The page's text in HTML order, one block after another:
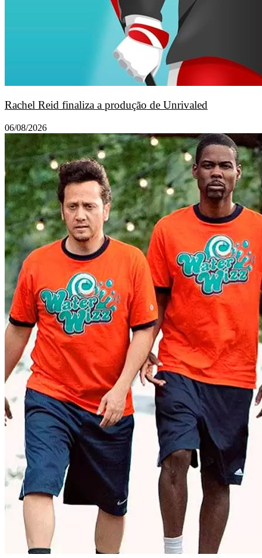
Rachel Reid finaliza a produção de Unrivaled
06/08/2026